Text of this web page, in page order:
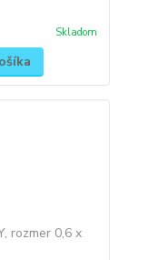
Skladom